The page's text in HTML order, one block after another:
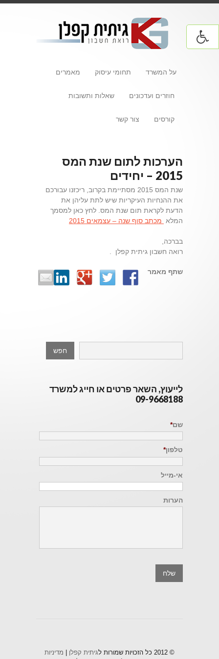
על המשרד תחומי עיסוק מאמרים
חוזרים ועדכונים שאלות ותשובות
קורסים צור קשר
הערכות לתום שנת המס
2015 – יחידים
שנת המס 2015 מסתיימת בקרוב, ריכזנו עבורכם
את ההנחיות העיקריות שיש לתת עליהן את
הדעת לקראת תום שנת המס. לחץ כאן למסמך
המלא מכתב סוף שנה – עצמאים 2015
בברכה,
רואה חשבון גיתית קפלן .
שתף מאמר
לייעוץ, השאר פרטים או חייג למשרד
09-9668188
שם*
טלפון*
אי-מייל
הערות
© 2012 כל הזכויות שמורות ל גיתית קפלן
מדיניות